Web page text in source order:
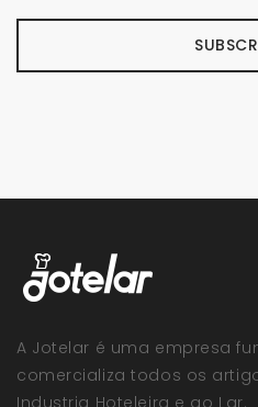
A Jotelar é uma empresa
comercializa todos os
Industria Hoteleira e ao Lar.